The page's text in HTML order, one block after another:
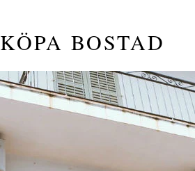
KÖPA BOSTAD